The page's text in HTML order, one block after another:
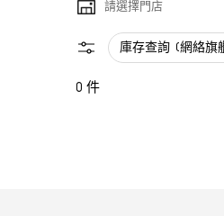
請選擇門店
庫存查詢 (網絡旗
0 件